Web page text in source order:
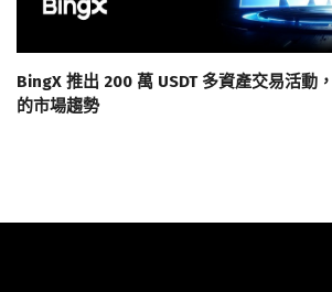
BingX 推出 200 萬 USDT 多資產交易活動
的市場趨勢